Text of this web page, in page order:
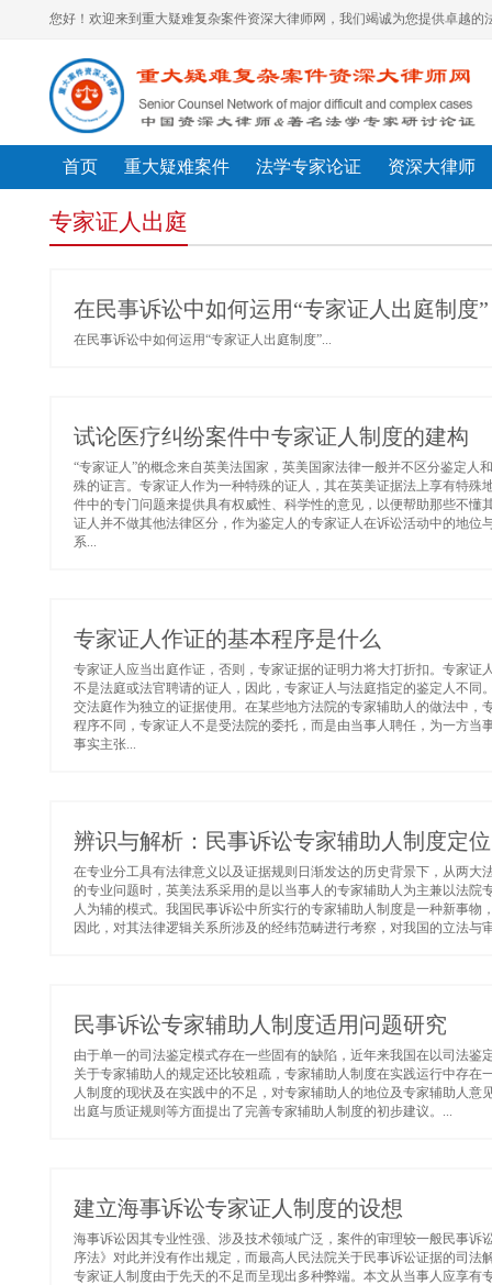
您好！欢迎来到重大疑难复杂案件资深大律师网，我们竭诚为您提供卓越的
首页 重大疑难案件 法学专家论证 资深大律师
专家证人出庭
在民事诉讼中如何运用“专家证人出庭制度”
在民事诉讼中如何运用“专家证人出庭制度”...
试论医疗纠纷案件中专家证人制度的建构
“专家证人”的概念来自英美法国家，英美国家法律一般并不区分鉴定
殊的证言。专家证人作为一种特殊的证人，其在英美证据法上享有特
件中的专门问题来提供具有权威性、科学性的意见，以便帮助那些不
证人并不做其他法律区分，作为鉴定人的专家证人在诉讼活动中的地
系...
专家证人作证的基本程序是什么
专家证人应当出庭作证，否则，专家证据的证明力将大打折扣。专家
不是法庭或法官聘请的证人，因此，专家证人与法庭指定的鉴定人不
交法庭作为独立的证据使用。在某些地方法院的专家辅助人的做法中
程序不同，专家证人不是受法院的委托，而是由当事人聘任，为一方
事实主张...
辨识与解析：民事诉讼专家辅助人制度定
在专业分工具有法律意义以及证据规则日渐发达的历史背景下，从两
的专业问题时，英美法系采用的是以当事人的专家辅助人为主兼以法
人为辅的模式。我国民事诉讼中所实行的专家辅助人制度是一种新事
因此，对其法律逻辑关系所涉及的经纬范畴进行考察，对我国的立法与
民事诉讼专家辅助人制度适用问题研究
由于单一的司法鉴定模式存在一些固有的缺陷，近年来我国在以司法
关于专家辅助人的规定还比较粗疏，专家辅助人制度在实践运行中存
人制度的现状及在实践中的不足，对专家辅助人的地位及专家辅助人
出庭与质证规则等方面提出了完善专家辅助人制度的初步建议。...
建立海事诉讼专家证人制度的设想
海事诉讼因其专业性强、涉及技术领域广泛，案件的审理较一般民事
序法》对此并没有作出规定，而最高人民法院关于民事诉讼证据的司
专家证人制度由于先天的不足而呈现出多种弊端。本文从当事人应享